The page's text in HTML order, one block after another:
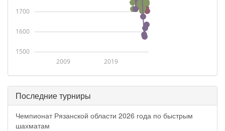
2009 2019
1500
1600
1700
Последние турниры
Чемпионат Рязанской области 2026 года по быстрым
шахматам